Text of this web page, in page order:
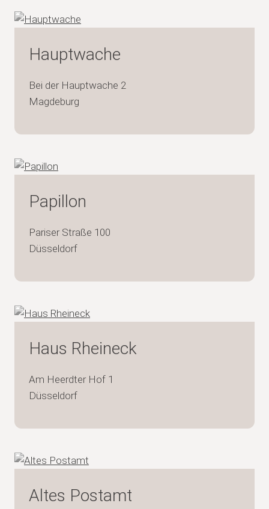
Hauptwache
Bei der Hauptwache 2
Magdeburg
Papillon
Pariser Straße 100
Düsseldorf
Haus Rheineck
Am Heerdter Hof 1
Düsseldorf
Altes Postamt